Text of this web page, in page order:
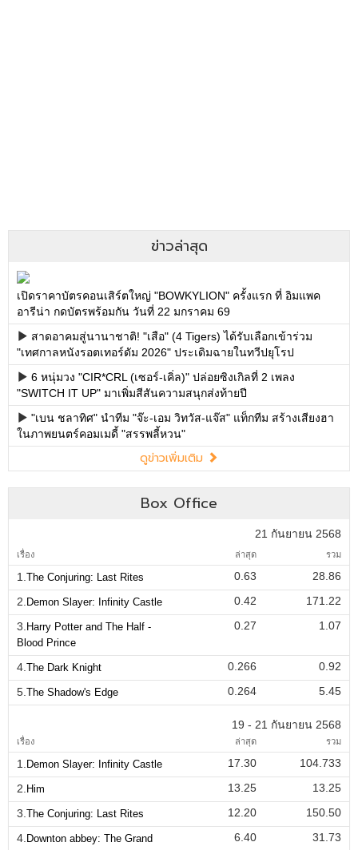
ข่าวล่าสุด
เปิดราคาบัตรคอนเสิร์ตใหญ่ "BOWKYLION" ครั้งแรก ที่ อิมแพค
อารีน่า กดบัตรพร้อมกัน วันที่ 22 มกราคม 69
สาดอาคมสู่นานาชาติ! "เสือ" (4 Tigers) ได้รับเลือกเข้าร่วม
"เทศกาลหนังรอตเทอร์ดัม 2026" ประเดิมฉายในทวีปยุโรป
6 หนุ่มวง "CIR*CRL (เซอร์-เคิ่ล)" ปล่อยซิงเกิลที่ 2 เพลง
"SWITCH IT UP" มาเพิ่มสีสันความสนุกส่งท้ายปี
"เบน ชลาทิศ" นำทีม "จ๊ะ-เอม วิทวัส-แจ๊ส" แท็กทีม สร้างเสียงฮา
ในภาพยนตร์คอมเมดี้ "สรรพลี้หวน"
ดูข่าวเพิ่มเติม
Box Office
21 กันยายน 2568
เรื่อง ล่าสุด รวม
1. The Conjuring: Last Rites 0.63
28.86
2. Demon Slayer: Infinity Castle 0.42
171.22
3. Harry Potter and The Half -
Blood Prince
0.27 1.07
4. The Dark Knight 0.266
0.92
5. The Shadow's Edge 0.264 5.45
19 - 21 กันยายน 2568
เรื่อง ล่าสุด รวม
1. Demon Slayer: Infinity Castle 17.30
104.733
2. Him 13.25
13.25
3. The Conjuring: Last Rites 12.20
150.50
4. Downton abbey: The Grand
6.40 31.73